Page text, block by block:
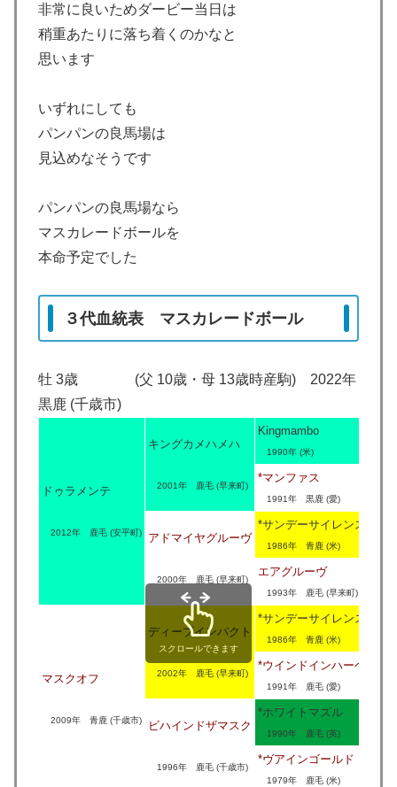
非常に良いためダービー当日は
稍重あたりに落ち着くのかなと
思います
いずれにしても
パンパンの良馬場は
見込めなそうです
パンパンの良馬場なら
マスカレードボールを
本命予定でした
３代血統表 マスカレードボール
牡 3歳 (父 10歳・母 13歳時産駒) 2022年
黒鹿 (千歳市)
ドゥラメンテ
2012年 鹿毛 (安平町)
キングカメハメハ
2001年 鹿毛 (早来町)
Kingmambo
1990年 (米)
*マンファス
1991年 黒鹿 (愛)
アドマイヤグルーヴ
2000年 鹿毛 (早来町)
*サンデーサイレンス
1986年 青鹿 (米)
エアグルーヴ
1993年 鹿毛 (早来町)
マスクオフ
2009年 青鹿 (千歳市)
ディープインパクト
2002年 鹿毛 (早来町)
*サンデーサイレンス
1986年 青鹿 (米)
*ウインドインハーヘア
1991年 鹿毛 (愛)
ビハインドザマスク
1996年 鹿毛 (千歳市)
*ホワイトマズル
1990年 鹿毛 (英)
*ヴアインゴールド
1979年 鹿毛 (米)
スクロールできます